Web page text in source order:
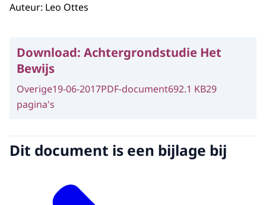
Auteur: Leo Ottes
Download: Achtergrondstudie Het
Bewijs
Overige19-06-2017PDF-document692.1 KB29
pagina's
Dit document is een bijlage bij